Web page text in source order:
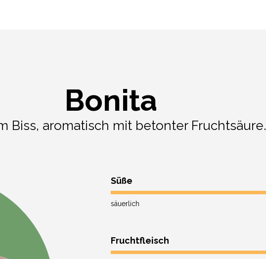
Bonita
Biss, aromatisch mit betonter Fruchtsäure.
Süße
säuerlich
Fruchtfleisch